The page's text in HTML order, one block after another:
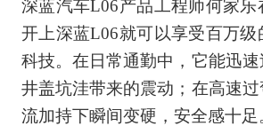
深蓝汽车L06产品工程师何家乐
开上深蓝L06就可以享受百万级
科技。在日常通勤中，它能迅
井盖坑洼带来的震动；在高速
流加持下瞬间变硬，安全感十足